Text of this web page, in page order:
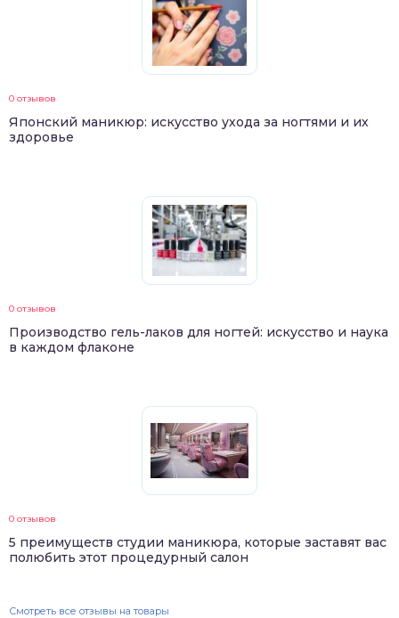
0 отзывов
Японский маникюр: искусство ухода за ногтями и их
здоровье
0 отзывов
Производство гель-лаков для ногтей: искусство и наука
в каждом флаконе
0 отзывов
5 преимуществ студии маникюра, которые заставят вас
полюбить этот процедурный салон
Смотреть все отзывы на товары